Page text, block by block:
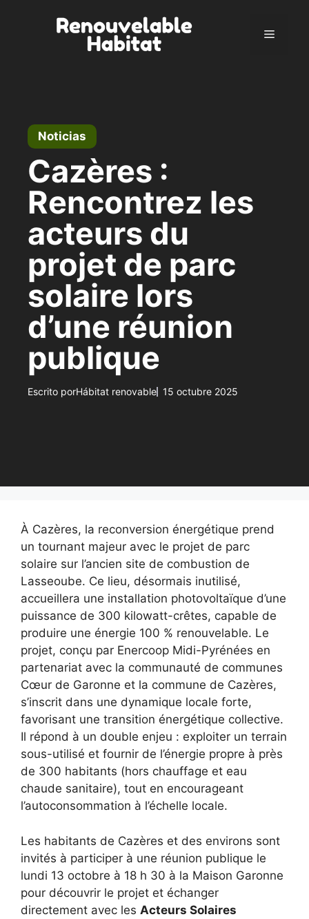
Menú
Noticias
Cazères :
Rencontrez les
acteurs du
projet de parc
solaire lors
d’une réunion
publique
Escrito porHábitat renovable 15 octubre 2025
À Cazères, la reconversion énergétique prend
un tournant majeur avec le projet de parc
solaire sur l’ancien site de combustion de
Lasseoube. Ce lieu, désormais inutilisé,
accueillera une installation photovoltaïque d’une
puissance de 300 kilowatt-crêtes, capable de
produire une énergie 100 % renouvelable. Le
projet, conçu par Enercoop Midi-Pyrénées en
partenariat avec la communauté de communes
Cœur de Garonne et la commune de Cazères,
s’inscrit dans une dynamique locale forte,
favorisant une transition énergétique collective.
Il répond à un double enjeu : exploiter un terrain
sous-utilisé et fournir de l’énergie propre à près
de 300 habitants (hors chauffage et eau
chaude sanitaire), tout en encourageant
l’autoconsommation à l’échelle locale.
Les habitants de Cazères et des environs sont
invités à participer à une réunion publique le
lundi 13 octobre à 18 h 30 à la Maison Garonne
pour découvrir le projet et échanger
directement avec les Acteurs Solaires